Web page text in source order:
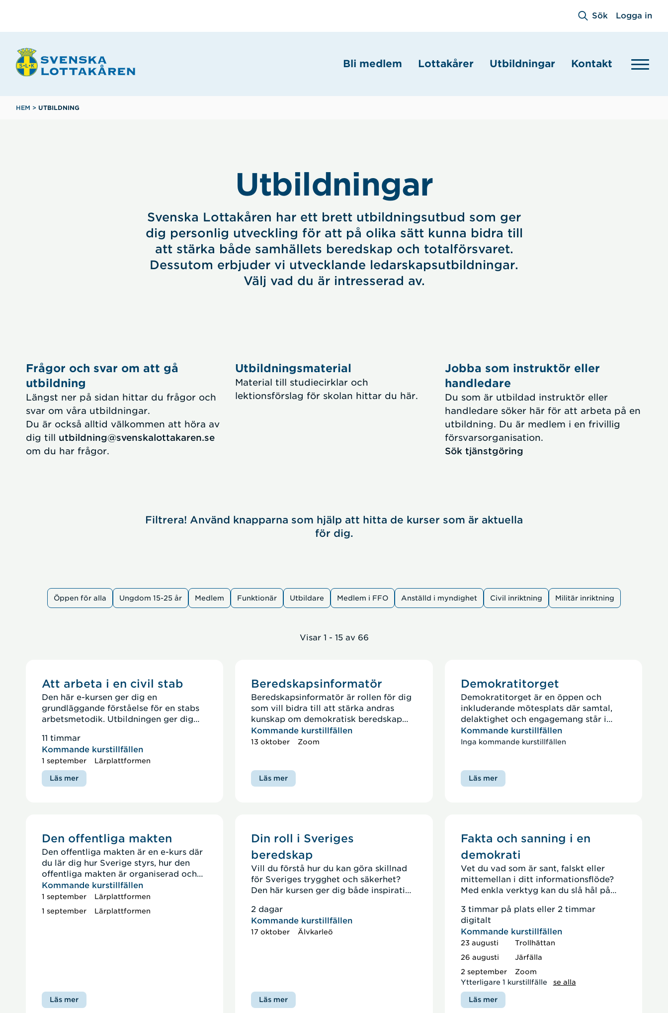
huvudinnehåll
Sök Logga in
Bli medlem Lottakårer Utbildningar Kontakt
Länkstig
HEM > UTBILDNING
Utbildningar
Svenska Lottakåren har ett brett utbildningsutbud som ger
dig personlig utveckling för att på olika sätt kunna bidra till
att stärka både samhällets beredskap och totalförsvaret.
Dessutom erbjuder vi utvecklande ledarskapsutbildningar.
Välj vad du är intresserad av.
Frågor och svar om att gå
utbildning
Längst ner på sidan hittar du frågor och
svar om våra utbildningar.
Du är också alltid välkommen att höra av
dig till utbildning@svenskalottakaren.se
om du har frågor.
Utbildningsmaterial
Material till studiecirklar och
lektionsförslag för skolan hittar du här.
Jobba som instruktör eller
handledare
Du som är utbildad instruktör eller
handledare söker här för att arbeta på en
utbildning. Du är medlem i en frivillig
försvarsorganisation.
Sök tjänstgöring
Filtrera! Använd knapparna som hjälp att hitta de kurser som är aktuella
för dig.
Öppen för alla Ungdom 15-25 år Medlem Funktionär Utbildare Medlem i FFO Anställd i myndighet Civil inriktning Militär inriktning
Visar 1 - 15 av 66
Att arbeta i en civil stab
Den här e-kursen ger dig en
grundläggande förståelse för en stabs
arbetsmetodik. Utbildningen ger dig
stabsmedlem i en civil stab.
11 timmar
Kommande kurstillfällen
1 september Lärplattformen
Läs mer
Beredskapsinformatör
Beredskapsinformatör är rollen för dig
som vill bidra till att stärka andras
kunskap om demokratisk beredskap
och vårt totalförsvar. Målet är att du
ska genomföra insatser i din kår och till
Kommande kurstillfällen
13 oktober Zoom
Läs mer
Demokratitorget
Demokratitorget är en öppen och
inkluderande mötesplats där samtal,
delaktighet och engagemang står i
centrum. Här får besökarna möjlighet
att utforska demokrati, samhällsansvar
Kommande kurstillfällen
Inga kommande kurstillfällen
Läs mer
Den offentliga makten
Den offentliga makten är en e-kurs där
du lär dig hur Sverige styrs, hur den
offentliga makten är organiserad och
vad de olika organen har för roll.
Kommande kurstillfällen
1 september
Lärplattformen
1 september
Lärplattformen
Läs mer
Din roll i Sveriges
beredskap
Vill du förstå hur du kan göra skillnad
för Sveriges trygghet och säkerhet?
Den här kursen ger dig både inspiration
sätt att bidra till den civila
beredskapen.
2 dagar
Kommande kurstillfällen
17 oktober Älvkarleö
Läs mer
Fakta och sanning i en
demokrati
Vet du vad som är sant, falskt eller
mittemellan i ditt informationsflöde?
Med enkla verktyg kan du slå hål på
att sprida verifierad information.
3 timmar på plats eller 2 timmar
digitalt
Kommande kurstillfällen
23 augusti
Trollhättan
26 augusti
Järfälla
2 september
Zoom
Ytterligare 1 kurstillfälle
se alla
Läs mer